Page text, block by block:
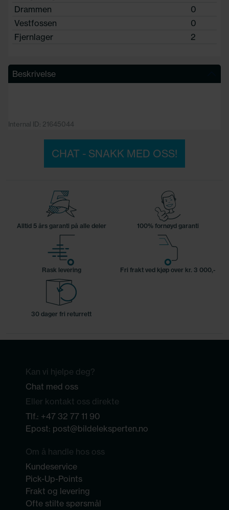
Drammen
0
Vestfossen
0
Fjernlager
2
Beskrivelse
Internal ID: 21645044
CHAT - SNAKK MED OSS!
Alltid 5 års garanti på alle deler 100% fornøyd garanti
Rask levering Fri frakt ved kjøp over kr. 3 000,-
30 dager fri returrett
Kan vi hjelpe deg?
Chat med oss
Eller kontakt oss direkte
Tlf.: +47 32 77 11 90
Epost: post@bildeleksperten.no
Om å handle hos oss
Kundeservice
Pick-Up-Points
Frakt og levering
Ofte stilte spørsmål